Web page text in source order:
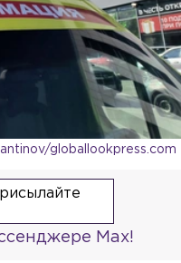
globallookpress.com
Max!